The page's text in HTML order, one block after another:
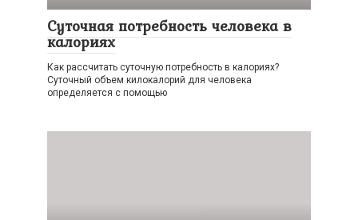
Суточная потребность человека в
калориях
Как рассчитать суточную потребность в калориях?
Суточный объем килокалорий для человека
определяется с помощью